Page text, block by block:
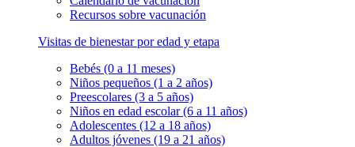
Recursos sobre vacunación
Visitas de bienestar por edad y etapa
Bebés (0 a 11 meses)
Niños pequeños (1 a 2 años)
Preescolares (3 a 5 años)
Niños en edad escolar (6 a 11 años)
Adolescentes (12 a 18 años)
Adultos jóvenes (19 a 21 años)